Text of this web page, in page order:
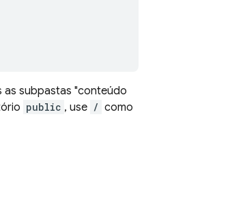
subpastas "conteúdo
public , use / como